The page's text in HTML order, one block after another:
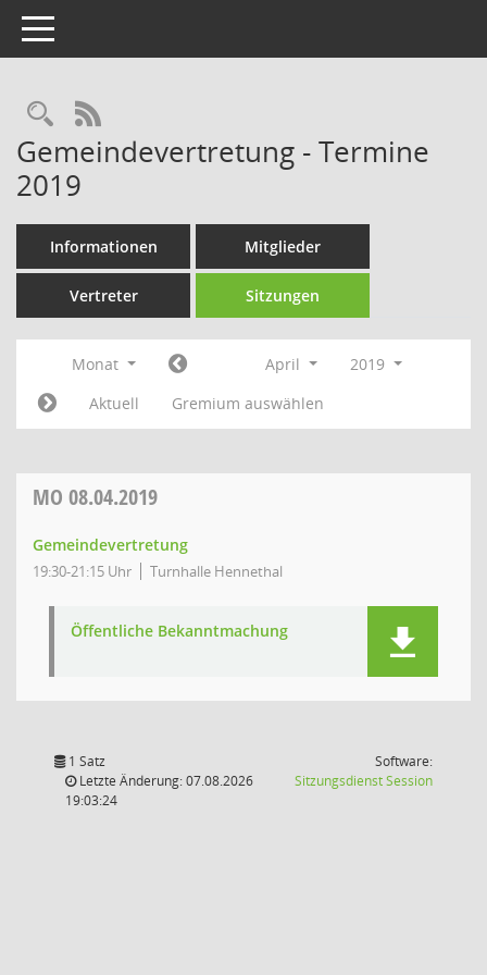
Toggle navigation
Rechercheauswahl
RSS-Feed
Gemeindevertretung - Termine
2019
Informationen Mitglieder
Vertreter Sitzungen
Monat April
2019
Aktuell
Gremium auswählen
MO 08.04.2019
Gemeindevertretung
19:30-21:15 Uhr Turnhalle Hennethal
Öffentliche Bekanntmachung
1 Satz
Letzte Änderung: 07.08.2026
19:03:24
Software:
SitzungsdienstSession(Wird in